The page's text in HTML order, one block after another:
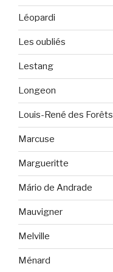
Léopardi
Les oubliés
Lestang
Longeon
Louis-René des Forêts
Marcuse
Margueritte
Mário de Andrade
Mauvigner
Melville
Ménard